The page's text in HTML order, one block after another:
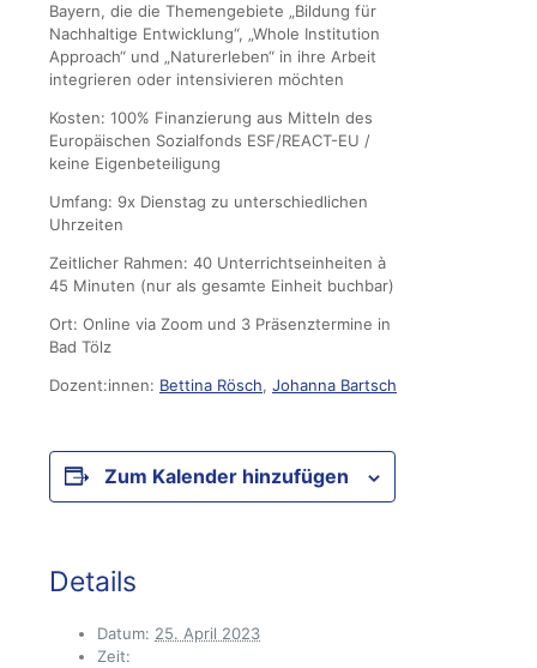
Bayern, die die Themengebiete „Bildung für
Nachhaltige Entwicklung“, „Whole Institution
Approach“ und „Naturerleben“ in ihre Arbeit
integrieren oder intensivieren möchten
Kosten: 100% Finanzierung aus Mitteln des
Europäischen Sozialfonds ESF/REACT-EU /
keine Eigenbeteiligung
Umfang: 9x Dienstag zu unterschiedlichen
Uhrzeiten
Zeitlicher Rahmen: 40 Unterrichtseinheiten à
45 Minuten (nur als gesamte Einheit buchbar)
Ort: Online via Zoom und 3 Präsenztermine in
Bad Tölz
Dozent:innen: Bettina Rösch, Johanna Bartsch
Zum Kalender hinzufügen
Details
Datum: 25. April 2023
Zeit: